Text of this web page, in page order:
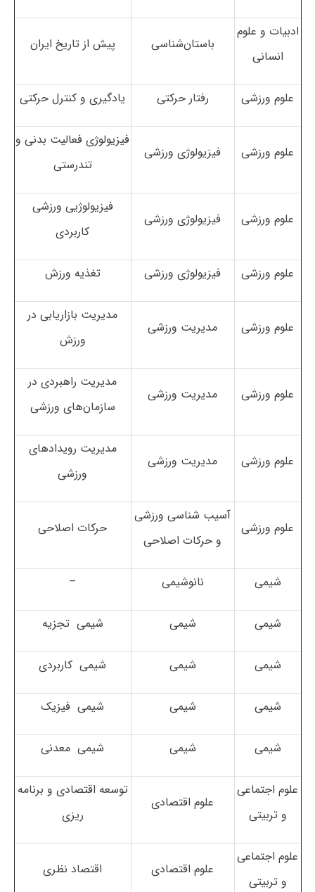
ادبیات و علوم
انسانی
باستان‌شناسی پیش از تاریخ ایران
علوم ورزشی رفتار حرکتی یادگیری و کنترل حرکتی
علوم ورزشی فیزیولوژی ورزشی
فیزیولوژی فعالیت بدنی و
تندرستی
علوم ورزشی فیزیولوژی ورزشی
فیزیولوژیی ورزشی
کاربردی
علوم ورزشی فیزیولوژی ورزشی تغذیه ورزش
علوم ورزشی مدیریت ورزشی
مدیریت بازاریابی در
ورزش
علوم ورزشی مدیریت ورزشی
مدیریت راهبردی در
سازمان‌های ورزشی
علوم ورزشی مدیریت ورزشی
مدیریت رویدادهای
ورزشی
علوم ورزشی
آسیب شناسی ورزشی
و حرکات اصلاحی
حرکات اصلاحی
شیمی نانوشیمی –
شیمی شیمی شیمی تجزیه
شیمی شیمی شیمی کاربردی
شیمی شیمی شیمی فیزیک
شیمی شیمی شیمی معدنی
علوم اجتماعی
و تربیتی
علوم اقتصادی
توسعه اقتصادی و برنامه
ریزی
علوم اجتماعی
و تربیتی
علوم اقتصادی اقتصاد نظری